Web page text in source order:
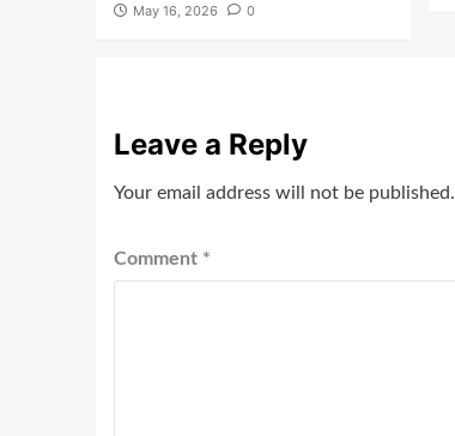
May 16, 2026
0
Leave a Reply
Your email address will not be published.
Comment *